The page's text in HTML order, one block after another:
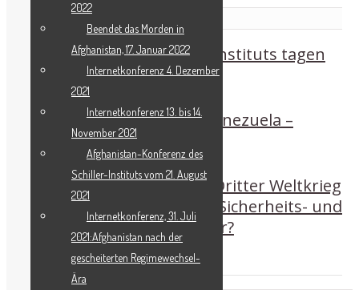
Related Posts
Mitglieder des Schiller-Instituts tagen
im Rheingau
Versuchter Putsch in Venezuela –
Bürgerkriegsgefahr!
Helga Zepp-LaRouche: Dritter Weltkrieg
oder eine neue globale Sicherheits- und
Entwicklungsarchitektur?
2022
Beendet das Morden in
Afghanistan, 17. Januar 2022
Internetkonferenz 4. Dezember
2021
Internetkonferenz 13. bis 14.
November 2021
Afghanistan-Konferenz des
Schiller-Instituts vom 21. August
2021
Internetkonferenz, 31. Juli
2021:Afghanistan nach der
gescheiterten Regimewechsel-
Ära